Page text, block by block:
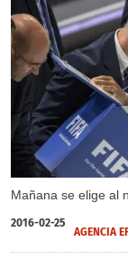
Mañana se elige al
2016-02-25
AGENCIA